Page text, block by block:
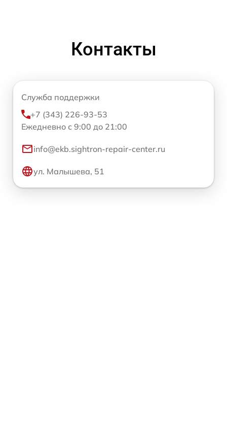
Контакты
Служба поддержки
+7 (343) 226-93-53
Ежедневно с 9:00 до 21:00
info@ekb.sightron-repair-center.ru
ул. Малышева, 51